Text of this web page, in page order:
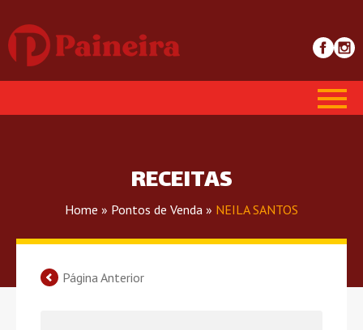
RECEITAS
Home » Pontos de Venda » NEILA SANTOS
Página Anterior